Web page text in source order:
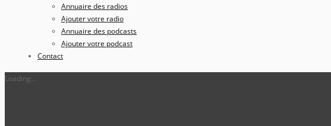
Annuaire des radios
Ajouter votre radio
Annuaire des podcasts
Ajouter votre podcast
Contact
Loading...